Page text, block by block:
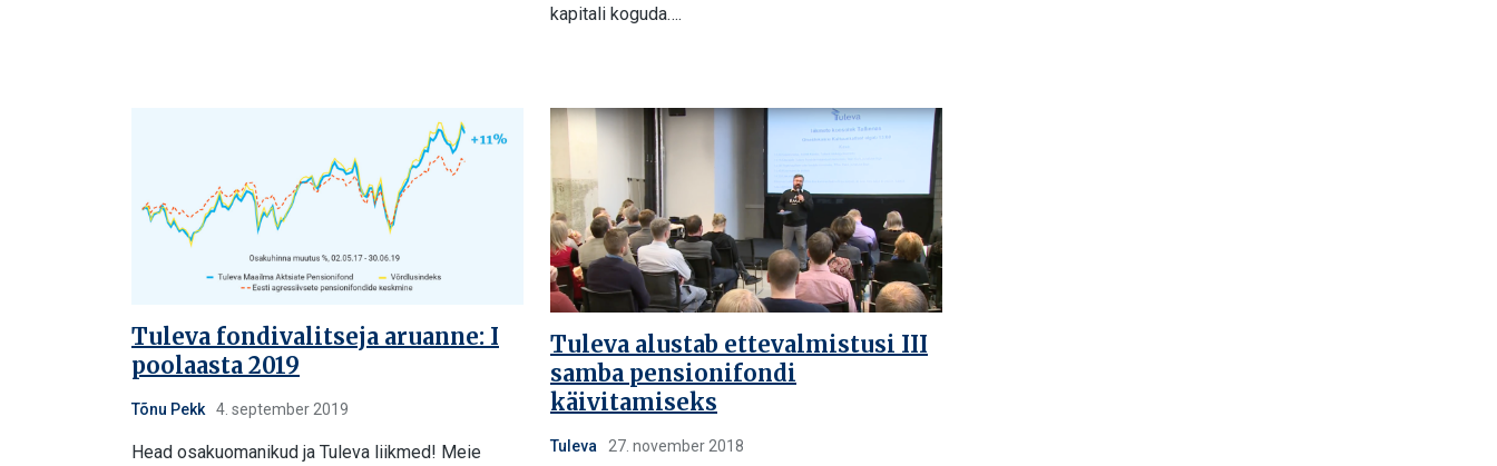
kapitali koguda….
Tuleva fondivalitseja aruanne: I
poolaasta 2019
Tõnu Pekk 4. september 2019
Head osakuomanikud ja Tuleva liikmed! Meie
Tuleva alustab ettevalmistusi III
samba pensionifondi
käivitamiseks
Tuleva 27. november 2018